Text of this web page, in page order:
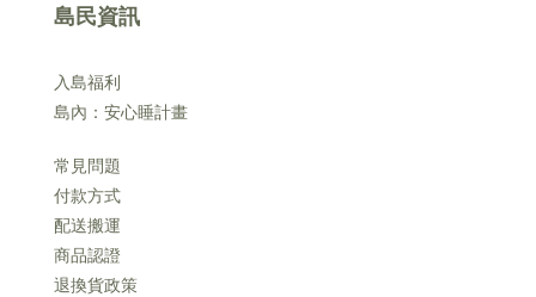
島民資訊
入島福利
島內：安心睡計畫
常見問題
付款方式
配送搬運
商品認證
退換貨政策